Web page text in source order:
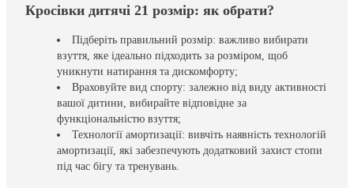
Кросівки дитячі 21 розмір: як обрати?
Підберіть правильний розмір: важливо вибирати
взуття, яке ідеально підходить за розміром, щоб
уникнути натирання та дискомфорту;
Враховуйте вид спорту: залежно від виду активності
вашої дитини, вибирайте відповідне за
функціональністю взуття;
Технології амортизації: вивчіть наявність технологій
амортизації, які забезпечують додатковий захист стопи
під час бігу та тренувань.